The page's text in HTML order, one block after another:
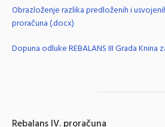
Obrazloženje razlika predloženih i
proračuna (.docx)
Dopuna odluke REBALANS III Grada Knina